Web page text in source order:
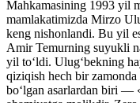
Mahkamasining 1993 yil
mamlakatimizda Mirzo
keng nishonlandi. Bu yil
Amir Temurning suyukli
yil to‘ldi. Ulug‘bekning
qiziqish hech bir
bo‘lgan asarlardan biri —